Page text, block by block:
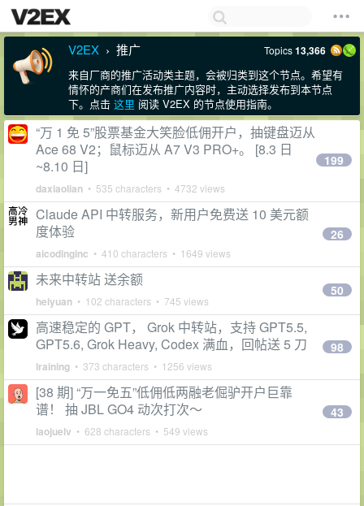
V2EX › 推广 Topics13,366
来自厂商的推广活动类主题，会被归类到这个节点。希望有
情怀的产商们在发布推广内容时，主动选择发布到本节点
下。点击 这里 阅读 V2EX 的节点使用指南。
“万 1 免 5”股票基金大笑脸低佣开户，抽键盘迈从
Ace 68 V2；鼠标迈从 A7 V3 PRO+。 [8.3 日
~8.10 日]
daxiaolian • 535 characters • 4732 views
199
Claude API 中转服务，新用户免费送 10 美元额
度体验
aicodinginc • 410 characters • 1649 views
26
未来中转站 送余额
heiyuan • 102 characters • 745 views
50
高速稳定的 GPT， Grok 中转站，支持 GPT5.5,
GPT5.6, Grok Heavy, Codex 满血，回帖送 5 刀
lraining • 373 characters • 1256 views
98
[38 期] “万一免五”低佣低两融老倔驴开户巨靠
谱！ 抽 JBL GO4 动次打次～
laojuelv • 628 characters • 549 views
43